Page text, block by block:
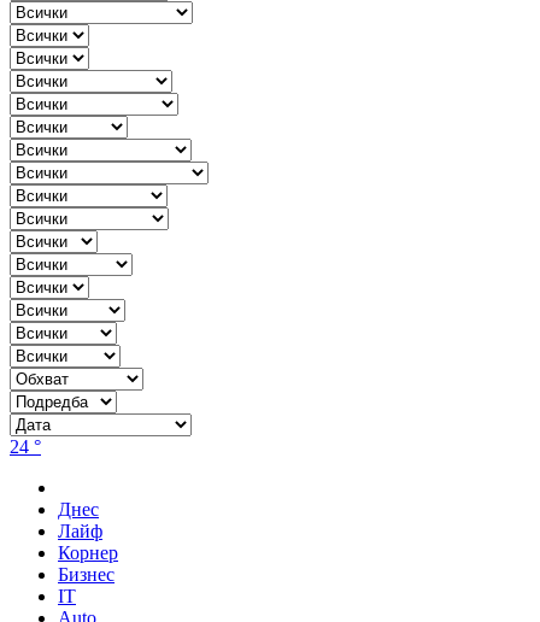
24 °
Днес
Лайф
Корнер
Бизнес
IT